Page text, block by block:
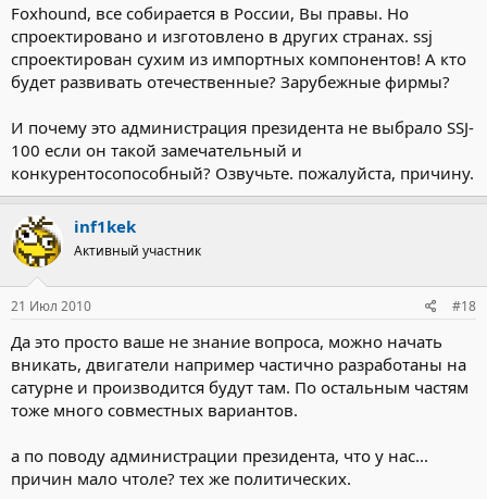
Tabib написал(а):
Пусть SSJ продают на экспорт, а Ан-148 и Ан-158 продают
внутри России , Украины. А так Сухой обеспечивает работой
в основном рабочих из других стран. :-(
Нажмите, чтобы раскрыть...
Сколько дал SSJ рабочих мест?
Foxhound, все собирается в России, Вы правы. Но
спроектировано и изготовлено в других странах. ssj
спроектирован сухим из импортных компонентов! А кто
будет развивать отечественные? Зарубежные фирмы?
И почему это администрация президента не выбрало SSJ-
100 если он такой замечательный и
конкурентосопособный? Озвучьте. пожалуйста, причину.
inf1kek
Активный участник
21 Июл 2010 #18
Да это просто ваше не знание вопроса, можно начать
вникать, двигатели например частично разработаны на
сатурне и производится будут там. По остальным частям
тоже много совместных вариантов.
а по поводу администрации президента, что у нас...
причин мало чтоле? тех же политических.